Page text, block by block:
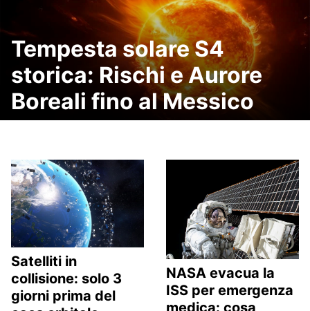
Tempesta solare S4
storica: Rischi e Aurore
Boreali fino al Messico
Satelliti in
collisione: solo 3
giorni prima del
NASA evacua la
ISS per emergenza
medica: cosa